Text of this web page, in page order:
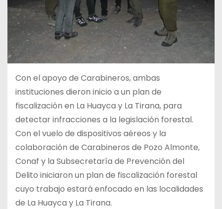
Con el apoyo de Carabineros, ambas
instituciones dieron inicio a un plan de
fiscalización en La Huayca y La Tirana, para
detectar infracciones a la legislación forestal.
Con el vuelo de dispositivos aéreos y la
colaboración de Carabineros de Pozo Almonte,
Conaf y la Subsecretaría de Prevención del
Delito iniciaron un plan de fiscalización forestal
cuyo trabajo estará enfocado en las localidades
de La Huayca y La Tirana.